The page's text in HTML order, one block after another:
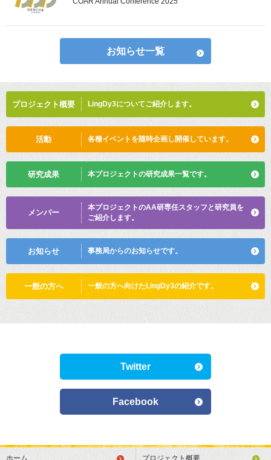
お知らせ一覧
プロジェクト概要 LingDy3についてご紹介します。
活動 各種イベントを随時企画し 開催しています。
研究成果 本プロジェクトの研究成果一覧です。
メンバー
本プロジェクトのAA研専任スタッフと研究員を
ご紹介します。
お知らせ 事務局からのお知らせです。
一般の方へ 一般の方へ向けた LingDy3の紹介です。
Twitter
Facebook